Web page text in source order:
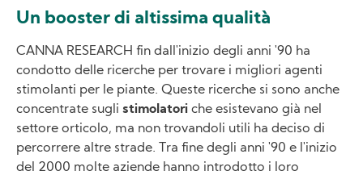
Un booster di altissima qualità
CANNA RESEARCH fin dall'inizio degli anni '90 ha
condotto delle ricerche per trovare i migliori agenti
stimolanti per le piante. Queste ricerche si sono anche
concentrate sugli stimolatori che esistevano già nel
settore orticolo, ma non trovandoli utili ha deciso di
percorrere altre strade. Tra fine degli anni '90 e l'inizio
del 2000 molte aziende hanno introdotto i loro